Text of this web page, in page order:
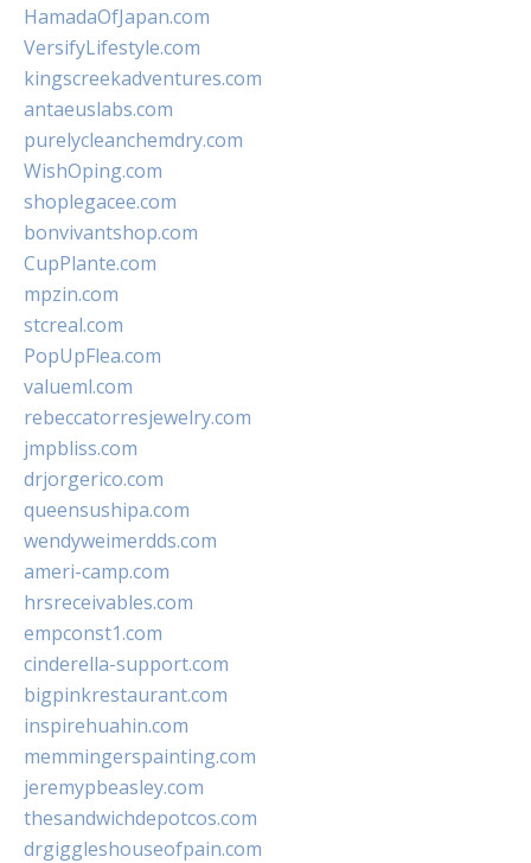
HamadaOfJapan.com
VersifyLifestyle.com
kingscreekadventures.com
antaeuslabs.com
purelycleanchemdry.com
WishOping.com
shoplegacee.com
bonvivantshop.com
CupPlante.com
mpzin.com
stcreal.com
PopUpFlea.com
valueml.com
rebeccatorresjewelry.com
jmpbliss.com
drjorgerico.com
queensushipa.com
wendyweimerdds.com
ameri-camp.com
hrsreceivables.com
empconst1.com
cinderella-support.com
bigpinkrestaurant.com
inspirehuahin.com
memmingerspainting.com
jeremypbeasley.com
thesandwichdepotcos.com
drgiggleshouseofpain.com